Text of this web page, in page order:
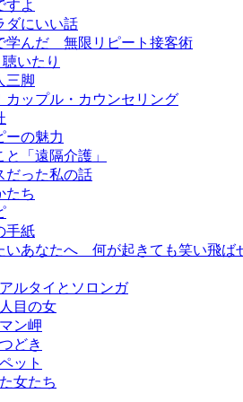
すよ
ダにいい話
学んだ 無限リピート接客術
いたり
三脚
カップル・カウンセリング
ーの魅力
と「遠隔介護」
だった私の話
たち
手紙
いあなたへ 何が起きても笑い飛ば
ルタイとソロンガ
目の女
ン岬
どき
ット
女たち